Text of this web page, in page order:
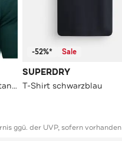
Strickpullover 'Essentials' tannengrün
-52%* Sale
SUPERDRY
T-Shirt schwarzblau
ggü. der UVP, sofern vorhanden